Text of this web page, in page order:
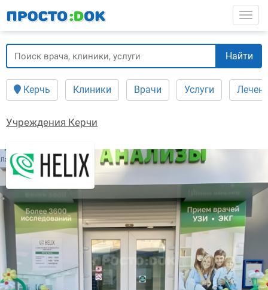
содержанию
Найти
Керчь Клиники Врачи Услуги
Учреждения Керчи